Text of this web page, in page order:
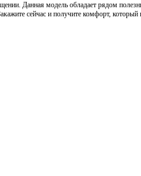
Данная модель обладает рядом
сейчас и получите комфорт, который